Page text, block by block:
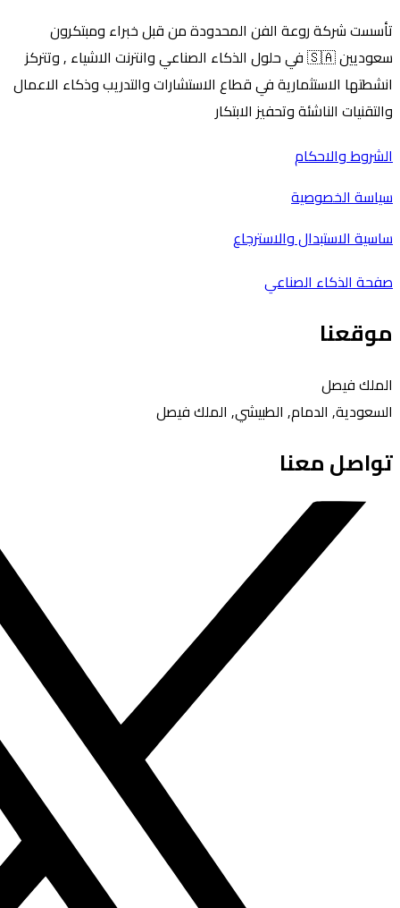
تأسست شركة روعة الفن المحدودة من قبل خبراء ومبتكرون
سعوديين 🇸🇦 في حلول الذكاء الصناعي وانترنت الاشياء , وتتركز
انشطتها الاستثمارية في قطاع الاستشارات والتدريب وذكاء الاعمال
والتقنيات الناشئة وتحفيز الابتكار
الشروط والاحكام
سياسة الخصوصية
ساسية الاستبدال والاسترجاع
صفحة الذكاء الصناعي
موقعنا
الملك فيصل
السعودية, الدمام, الطبيشي, الملك فيصل
تواصل معنا